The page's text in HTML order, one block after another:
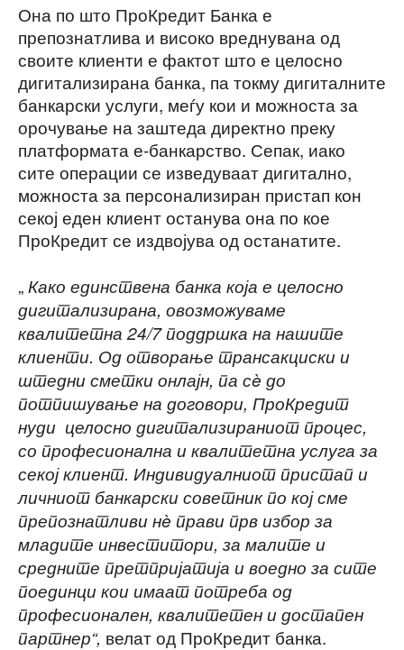
Она по што ПроКредит Банка е
препознатлива и високо вреднувана од
своите клиенти е фактот што е целосно
дигитализирана банка, па токму дигиталните
банкарски услуги, меѓу кои и можноста за
орочување на заштеда директно преку
платформата е-банкарство. Сепак, иако
сите операции се изведуваат дигитално,
можноста за персонализиран пристап кон
секој еден клиент останува она по кое
ПроКредит се издвојува од останатите.
„Како единствена банка која е целосно
дигитализирана, овозможуваме
квалитетна 24/7 поддршка на нашите
клиенти. Од отворање трансакциски и
штедни сметки онлајн, па сè до
потпишување на договори, ПроКредит
нуди целосно дигитализираниот процес,
со професионална и квалитетна услуга за
секој клиент. Индивидуалниот пристап и
личниот банкарски советник по кој сме
препознатливи нè прави прв избор за
младите инвеститори, за малите и
средните претпријатија и воедно за сите
поединци кои имаат потреба од
професионален, квалитетен и достапен
партнер“, велат од ПроКредит банка.